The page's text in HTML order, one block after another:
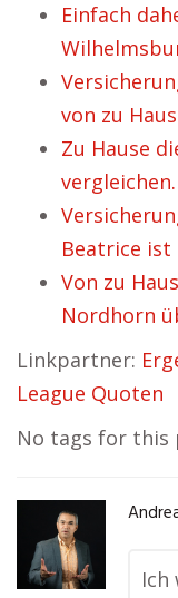
Einfach
von zu
Zu Hause
vergleichen.
Beatrice
Von zu
Nordhorn
Linkpartner:
League Quoten
No tags for this
Ich